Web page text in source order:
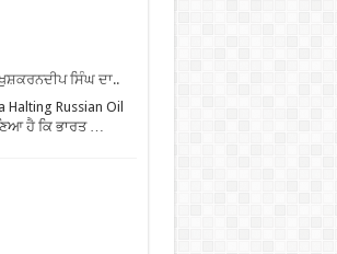
ਸਿੰਘ ਦਾ..
Halting Russian Oil
ਹੈ ਕਿ ਭਾਰਤ …